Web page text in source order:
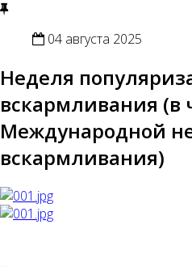
04 августа 2025
Неделя
вскармливания (в
Международной
вскармливания)